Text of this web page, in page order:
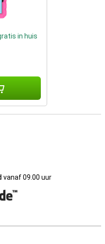
in huis
vanaf 09.00 uur